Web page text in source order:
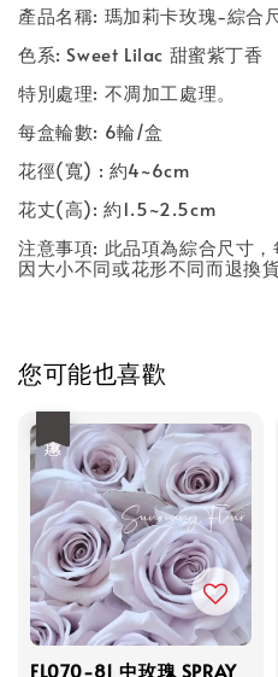
產品名稱: 瑪加莉卡玫瑰-綜合
色系: Sweet Lilac 甜蜜紫丁香
特別處理: 不凋加工處理。
每盒輪數: 6輪/盒
花徑(寬) : 約4~6cm
花丈(高): 約1.5~2.5cm
注意事項: 此品項為綜合尺寸
因大小不同或花形不同而退換
您可能也喜歡
FL070-81 中玫瑰 SPRAY